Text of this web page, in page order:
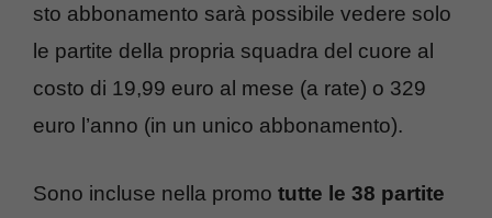
sto abbonamento sarà possibile vedere solo
le partite della propria squadra del cuore al
costo di 19,99 euro al mese (a rate) o 329
euro l’anno (in un unico abbonamento).
Sono incluse nella promo tutte le 38 partite